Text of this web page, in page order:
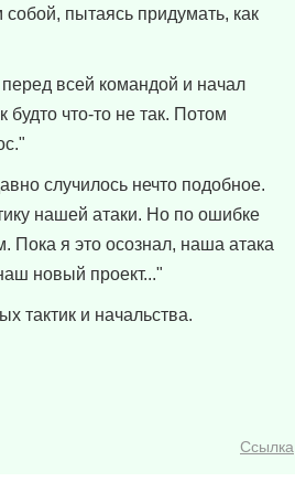
пытаясь придумать, как
всей командой и начал
будто что-то не так. Потом
случилось нечто подобное.
нашей атаки. Но по ошибке
Пока я это осознал, наша атака
новый проект..."
тактик и начальства.
Ссылка